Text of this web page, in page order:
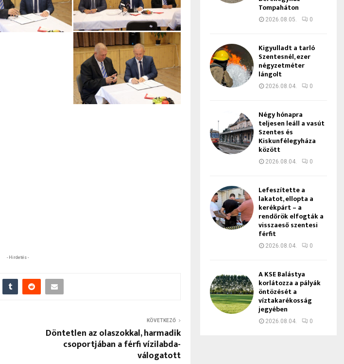
- Hirdetés -
KÖVETKEZŐ
Döntetlen az olaszokkal, harmadik
csoportjában a férfi vízilabda-
válogatott
Tompaháton
2026.08.05. 0
Kigyulladt a tarló
Szentesnél, ezer
négyzetméter
lángolt
2026.08.04. 0
Négy hónapra
teljesen leáll a vasút
Szentes és
Kiskunfélegyháza
között
2026.08.04. 0
Lefeszítette a
lakatot, ellopta a
kerékpárt – a
rendőrök elfogták a
visszaeső szentesi
férfit
2026.08.04. 0
A KSE Balástya
korlátozza a pályák
öntözését a
víztakarékosság
jegyében
2026.08.04. 0